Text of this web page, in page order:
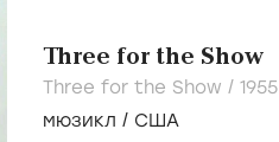
Three for the Show
Three for the Show / 1955
мюзикл / США